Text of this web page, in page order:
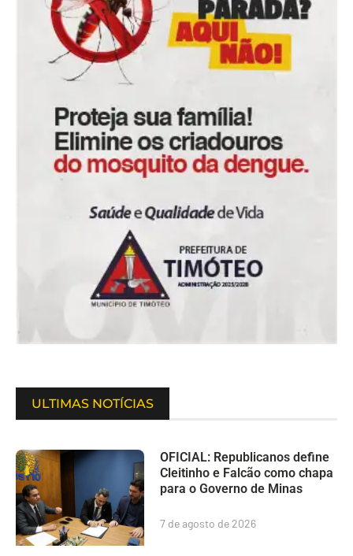
ULTIMAS NOTÍCIAS
OFICIAL: Republicanos define
Cleitinho e Falcão como chapa
para o Governo de Minas
7 de agosto de 2026